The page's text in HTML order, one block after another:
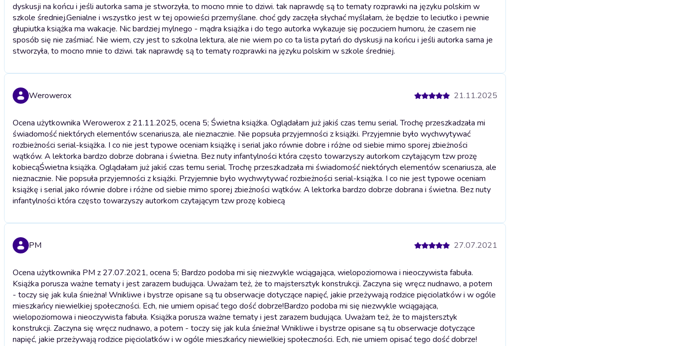
dyskusji na końcu i jeśli autorka sama je stworzyła, to mocno mnie to dziwi. tak naprawdę są to tematy rozprawki na języku polskim w
szkole średniej.Genialne i wszystko jest w tej opowieści przemyślane. choć gdy zaczęła słychać myślałam, że będzie to leciutko i pewnie
głupiutka książka ma wakacje. Nic bardziej mylnego - mądra książka i do tego autorka wykazuje się poczuciem humoru, że czasem nie
sposób się nie zaśmiać. Nie wiem, czy jest to szkolna lektura, ale nie wiem po co ta lista pytań do dyskusji na końcu i jeśli autorka sama je
stworzyła, to mocno mnie to dziwi. tak naprawdę są to tematy rozprawki na języku polskim w szkole średniej.
Werowerox 21.11.2025
Ocena użytkownika Werowerox z 21.11.2025, ocena 5; Świetna książka. Oglądałam już jakiś czas temu serial. Trochę przeszkadzała mi
świadomość niektórych elementów scenariusza, ale nieznacznie. Nie popsuła przyjemności z książki. Przyjemnie było wychwytywać
rozbieżności serial-książka. I co nie jest typowe oceniam książkę i serial jako równie dobre i różne od siebie mimo sporej zbieżności
wątków. A lektorka bardzo dobrze dobrana i świetna. Bez nuty infantylności która często towarzyszy autorkom czytającym tzw prozę
kobiecąŚwietna książka. Oglądałam już jakiś czas temu serial. Trochę przeszkadzała mi świadomość niektórych elementów scenariusza, ale
nieznacznie. Nie popsuła przyjemności z książki. Przyjemnie było wychwytywać rozbieżności serial-książka. I co nie jest typowe oceniam
książkę i serial jako równie dobre i różne od siebie mimo sporej zbieżności wątków. A lektorka bardzo dobrze dobrana i świetna. Bez nuty
infantylności która często towarzyszy autorkom czytającym tzw prozę kobiecą
PM 27.07.2021
Ocena użytkownika PM z 27.07.2021, ocena 5; Bardzo podoba mi się niezwykle wciągająca, wielopoziomowa i nieoczywista fabuła.
Książka porusza ważne tematy i jest zarazem budująca. Uważam też, że to majstersztyk konstrukcji. Zaczyna się wręcz nudnawo, a potem
- toczy się jak kula śnieżna! Wnikliwe i bystrze opisane są tu obserwacje dotyczące napięć, jakie przeżywają rodzice pięciolatków i w ogóle
mieszkańcy niewielkiej społeczności. Ech, nie umiem opisać tego dość dobrze!Bardzo podoba mi się niezwykle wciągająca,
wielopoziomowa i nieoczywista fabuła. Książka porusza ważne tematy i jest zarazem budująca. Uważam też, że to majstersztyk
konstrukcji. Zaczyna się wręcz nudnawo, a potem - toczy się jak kula śnieżna! Wnikliwe i bystrze opisane są tu obserwacje dotyczące
napięć, jakie przeżywają rodzice pięciolatków i w ogóle mieszkańcy niewielkiej społeczności. Ech, nie umiem opisać tego dość dobrze!